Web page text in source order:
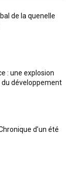
de la quenelle
: une explosion
développement
d’un été